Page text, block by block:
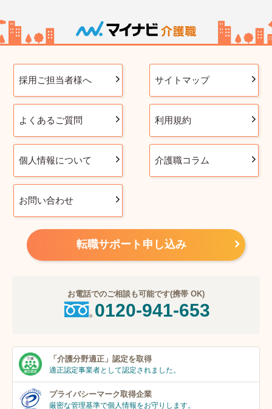
採用ご担当者様へ サイトマップ
よくあるご質問 利用規約
個人情報について 介護職コラム
お問い合わせ
転職サポート申し込み
お電話でのご相談も可能です(携帯 OK)
0120-941-653
「介護分野適正」 認定を取得
適正認定事業者として認定されました。
プライバシーマーク取得企業
厳密な管理基準で個人情報をお守りします。